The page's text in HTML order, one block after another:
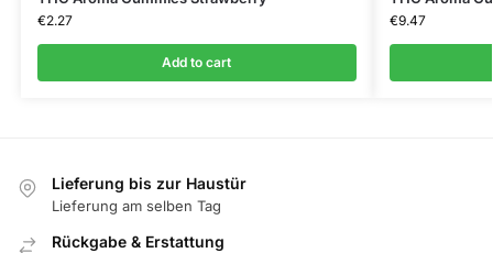
€2.27
Add to cart
€9.47
Lieferung bis zur Haustür
Lieferung am selben Tag
Rückgabe & Erstattung